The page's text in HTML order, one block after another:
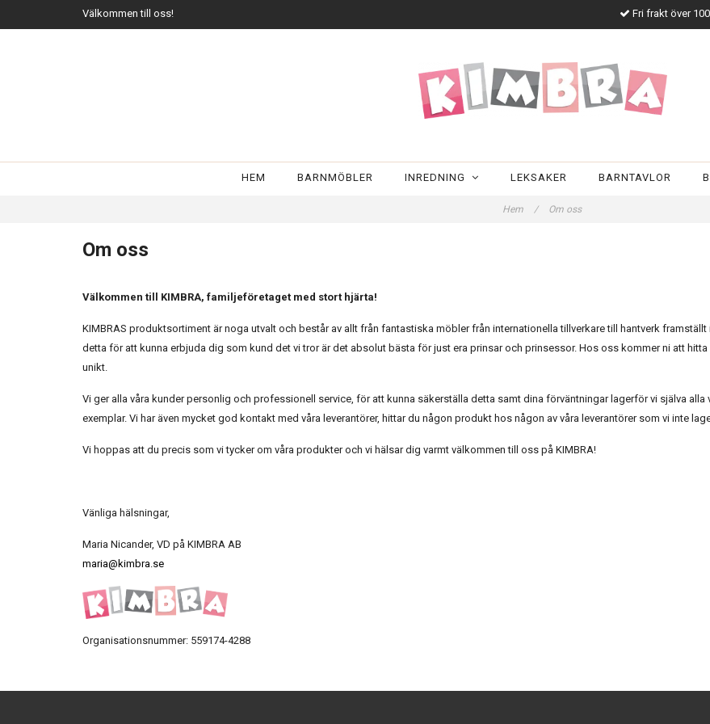
Välkommen till oss! Fri frakt över
HEM BARNMÖBLER INREDNING LEKSAKER BARNTAVLOR
Hem / Om oss
Om oss
Välkommen till KIMBRA, familjeföretaget med stort hjärta!
KIMBRAS produktsortiment är noga utvalt och består av allt från fantastiska möbler från internationella tillverkare till hantverk
detta för att kunna erbjuda dig som kund det vi tror är det absolut bästa för just era prinsar och prinsessor. Hos oss kommer ni att
unikt.
Vi ger alla våra kunder personlig och professionell service, för att kunna säkerställa detta samt dina förväntningar lagerför vi själva
exemplar. Vi har även mycket god kontakt med våra leverantörer, hittar du någon produkt hos någon av våra leverantörer som vi inte
Vi hoppas att du precis som vi tycker om våra produkter och vi hälsar dig varmt välkommen till oss på KIMBRA!
Vänliga hälsningar,
Maria Nicander, VD på KIMBRA AB
maria@kimbra.se
Organisationsnummer: 559174-4288